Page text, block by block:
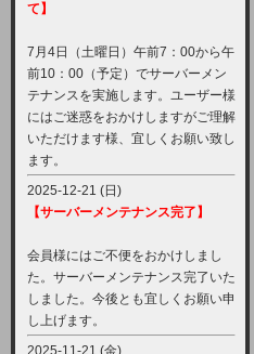
て】
7月4日（土曜日）午前7：00から午
前10：00（予定）でサーバーメン
テナンスを実施します。ユーザー様
にはご迷惑をおかけしますがご理解
いただけます様、宜しくお願い致し
ます。
2025-12-21 (日)
【サーバーメンテナンス完了】
会員様にはご不便をおかけしまし
た。サーバーメンテナンス完了いた
しました。今後とも宜しくお願い申
し上げます。
2025-11-21 (金)